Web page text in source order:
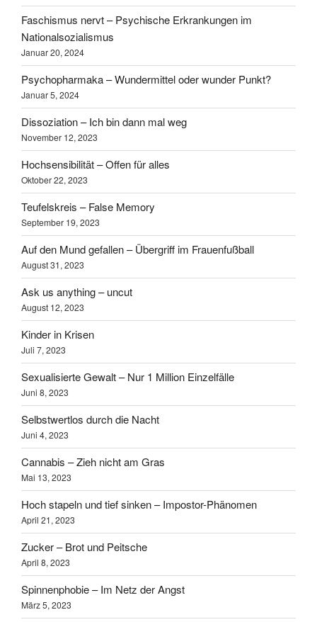
Faschismus nervt – Psychische Erkrankungen im
Nationalsozialismus
Januar 20, 2024
Psychopharmaka – Wundermittel oder wunder Punkt?
Januar 5, 2024
Dissoziation – Ich bin dann mal weg
November 12, 2023
Hochsensibilität – Offen für alles
Oktober 22, 2023
Teufelskreis – False Memory
September 19, 2023
Auf den Mund gefallen – Übergriff im Frauenfußball
August 31, 2023
Ask us anything – uncut
August 12, 2023
Kinder in Krisen
Juli 7, 2023
Sexualisierte Gewalt – Nur 1 Million Einzelfälle
Juni 8, 2023
Selbstwertlos durch die Nacht
Juni 4, 2023
Cannabis – Zieh nicht am Gras
Mai 13, 2023
Hoch stapeln und tief sinken – Impostor-Phänomen
April 21, 2023
Zucker – Brot und Peitsche
April 8, 2023
Spinnenphobie – Im Netz der Angst
März 5, 2023